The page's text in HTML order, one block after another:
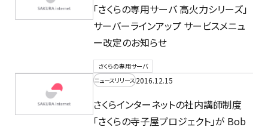
「さくらの専用サーバ 高火力シリーズ」
サーバーラインアップ サービスメニュ
ー改定のお知らせ
さくらの専用サーバ
ニュースリリース2016.12.15
さくらインターネットの社内講師制度
「さくらの寺子屋プロジェクト」が Bob